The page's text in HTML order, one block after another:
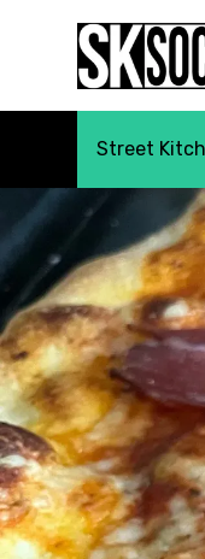
Street